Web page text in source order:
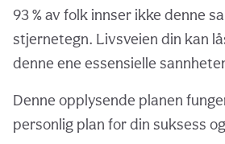
93 % av folk innser ikke denne
stjernetegn. Livsveien din kan
denne ene essensielle
Denne opplysende planen
personlig plan for din suksess